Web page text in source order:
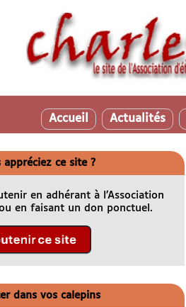
Accueil Actualités
appréciez ce site ?
en adhérant à l’Association
en faisant un don ponctuel.
dans vos calepins